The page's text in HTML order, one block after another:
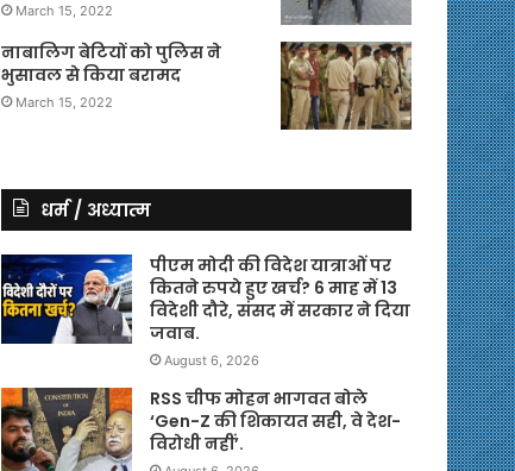
March 15, 2022
नाबालिग बेटियों को पुलिस ने
भुसावल से किया बरामद
March 15, 2022
धर्म / अध्यात्म
पीएम मोदी की विदेश यात्राओं पर
कितने रुपये हुए खर्च? 6 माह में 13
विदेशी दौरे, संसद में सरकार ने दिया
जवाब.
August 6, 2026
RSS चीफ मोहन भागवत बोले
‘Gen-Z की शिकायत सही, वे देश-
विरोधी नहीं’.